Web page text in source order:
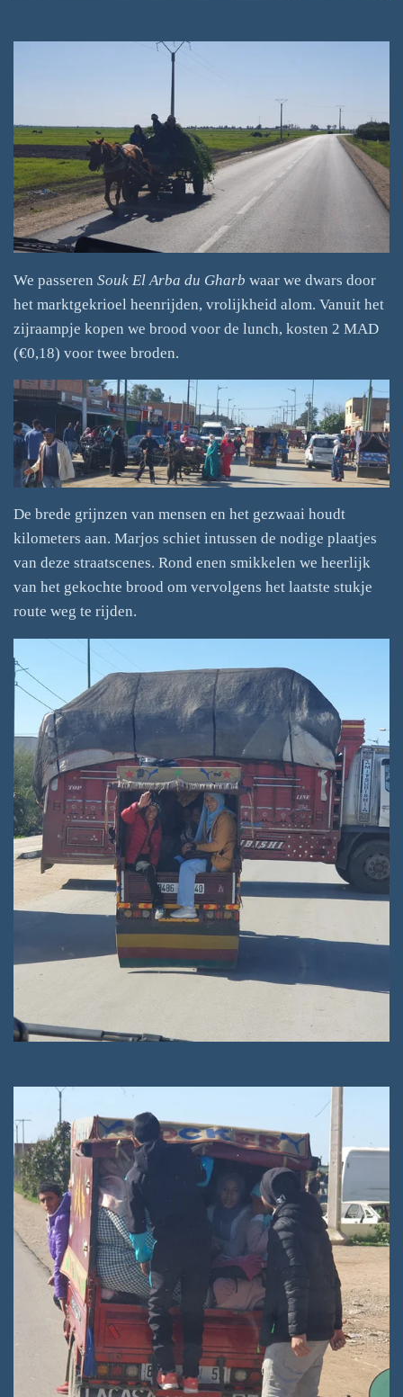
We passeren Souk El Arba du Gharb waar we dwars door
het marktgekrioel heenrijden, vrolijkheid alom. Vanuit het
zijraampje kopen we brood voor de lunch, kosten 2 MAD
(€0,18) voor twee broden.
De brede grijnzen van mensen en het gezwaai houdt
kilometers aan. Marjos schiet intussen de nodige plaatjes
van deze straatscenes. Rond enen smikkelen we heerlijk
van het gekochte brood om vervolgens het laatste stukje
route weg te rijden.